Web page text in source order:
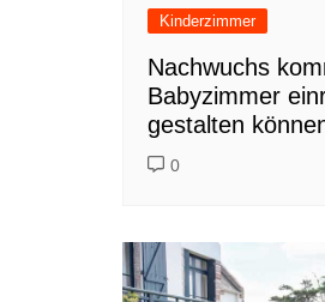
Kinderzimmer
Nachwuchs
Babyzimmer
gestalten
0